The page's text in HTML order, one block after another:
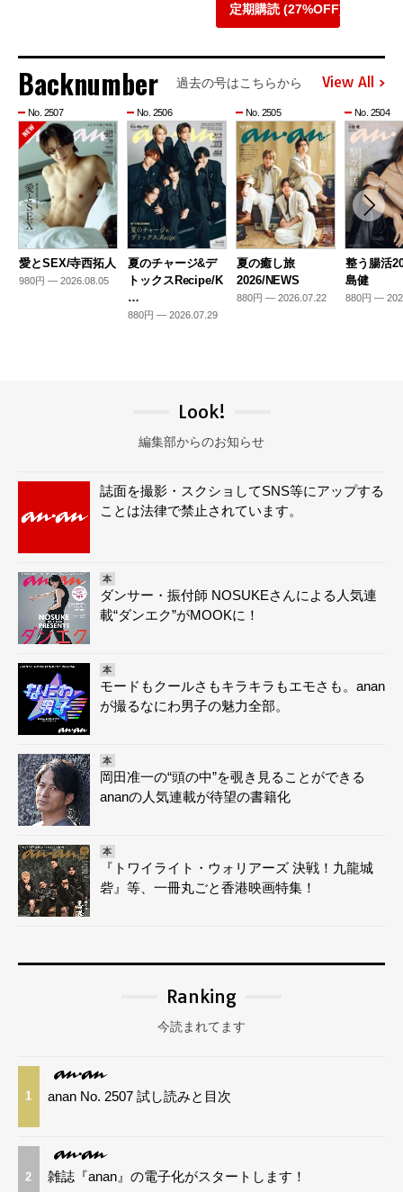
定期購読 (27%OFF)
Backnumber 過去の号はこちらから View All
No. 2507
愛とSEX/寺西拓人
980円 — 2026.08.05
No. 2506
夏のチャージ&デ
トックスRecipe/K
…
880円 — 2026.07.29
No. 2505
夏の癒し旅
2026/NEWS
880円 — 2026.07.22
No. 2504
整う腸活
島健
880円 —
Look!
編集部からのお知らせ
誌面を撮影・スクショしてSNS等にアップする
ことは法律で禁止されています。
本
ダンサー・振付師 NOSUKEさんによる人気連
載“ダンエク”がMOOKに！
本
モードもクールさもキラキラもエモさも。anan
が撮るなにわ男子の魅力全部。
本
岡田准一の“頭の中”を覗き見ることができる
ananの人気連載が待望の書籍化
本
『トワイライト・ウォリアーズ 決戦！九龍城
砦』等、一冊丸ごと香港映画特集！
Ranking
今読まれてます
1 anan No. 2507 試し読みと目次
2 雑誌『anan』の電子化がスタートします！